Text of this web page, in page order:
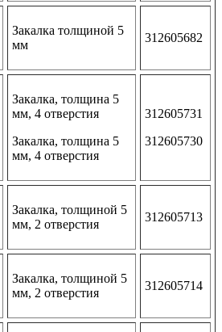
Закалка толщиной 5
мм
312605682
Закалка, толщина 5
мм, 4 отверстия
Закалка, толщина 5
мм, 4 отверстия
312605731
312605730
Закалка, толщиной 5
мм, 2 отверстия
312605713
Закалка, толщиной 5
мм, 2 отверстия
312605714